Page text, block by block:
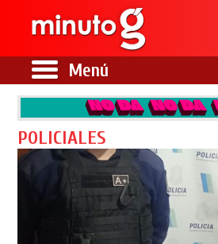
Menú
POLICIALES